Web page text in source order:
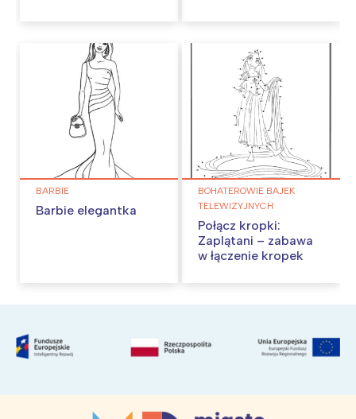
BARBIE
Barbie elegantka
BOHATEROWIE BAJEK
TELEWIZYJNYCH
Połącz kropki:
Zaplątani – zabawa
w łączenie kropek